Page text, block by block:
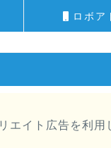
ロボア
エイト広告を利用